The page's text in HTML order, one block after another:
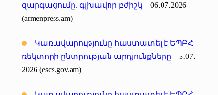
զարգացումը. գլխավոր բժիշկ – 06․07․2026
(armenpress.am)
Կառավարությունը հաստատել է ԵՊԲՀ
ռեկտորի ընտրության արդյունքները – 3․07․
2026 (escs.gov.am)